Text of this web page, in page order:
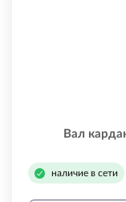
Вал
наличие в сети